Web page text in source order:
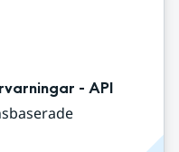
- API